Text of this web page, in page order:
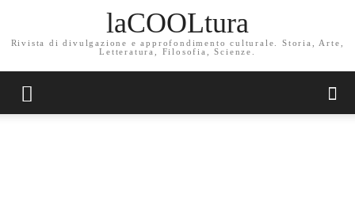
laCOOLtura
Rivista di divulgazione e approfondimento culturale. Storia, Arte,
Letteratura, Filosofia, Scienze.